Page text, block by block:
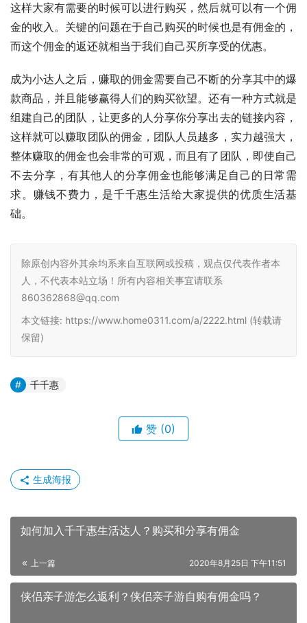
这样大家有需要的时候可以进行购买，然后就可以有一个佣
金的收入。关键的问题在于自己购买的时候也是有佣金的，
而这个佣金的返还就相当于我们自己买所享受的优惠。
成为小达人之后，赚取的佣金需要自己不断的分享其中的爆
款商品，并且能够赢得人们的购买欲望。还有一种方式就是
组建自己的团队，让更多的人分享你分享出去的链接内容，
这样就可以赚取团队的佣金，团队人员越多，实力越强大，
整体赚取的佣金也会非常的可观，而且有了团队，即使自己
不去分享，有其他人的分享佣金也能够满足自己的日常需
求。赚钱不费力，是千千惠生活给大家提供的优质生活基
础。
除原创内容外其余均系来自互联网或投稿，观点仅代表作者本
人，不代表本站立场！所有内容相关事宜请联系
860362868@qq.com
本文链接: https://www.home0311.com/a/2222.html (转载请
保留)
千千惠
赞 (0)
生成海报
如何加入千千惠生活达人？购买和分享有佣金
上一篇 2020年8月25日 下午11:51
侠侣亲子游怎么返利？侠侣亲子游自购有佣金吗？